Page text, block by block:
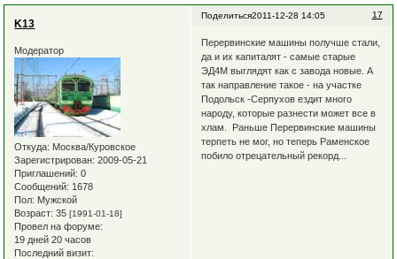
Поделиться 17
2011-12-28 14:05
K13
Модератор
Откуда: Москва/Куровское
Зарегистрирован: 2009-05-21
Приглашений: 0
Сообщений: 1678
Пол: Мужской
Возраст: 35[1991-01-18]
Провел на форуме:
19 дней 20 часов
Последний визит:
Перервинские машины получше стали,
да и их капиталят - самые старые
ЭД4М выглядят как с завода новые. А
так направление такое - на участке
Подольск -Серпухов ездит много
народу, которые разнести может все в
хлам. Раньше Перервинские машины
терпеть не мог, но теперь Раменское
побило отрецательный рекорд...